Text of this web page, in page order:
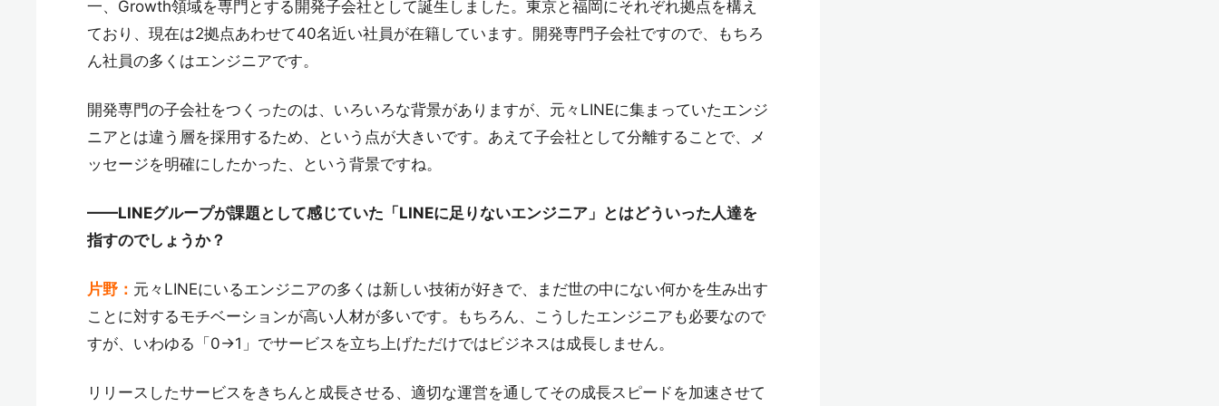
一、Growth領域を専門とする開発子会社として誕生しました。東京と福岡にそれぞれ拠点を構え
ており、現在は2拠点あわせて40名近い社員が在籍しています。開発専門子会社ですので、もちろ
ん社員の多くはエンジニアです。
開発専門の子会社をつくったのは、いろいろな背景がありますが、元々LINEに集まっていたエンジ
ニアとは違う層を採用するため、という点が大きいです。あえて子会社として分離することで、メ
ッセージを明確にしたかった、という背景ですね。
——LINEグループが課題として感じていた「LINEに足りないエンジニア」とはどういった人達を
指すのでしょうか？
片野： 元々LINEにいるエンジニアの多くは新しい技術が好きで、まだ世の中にない何かを生み出す
ことに対するモチベーションが高い人材が多いです。もちろん、こうしたエンジニアも必要なので
すが、いわゆる「0→1」でサービスを立ち上げただけではビジネスは成長しません。
リリースしたサービスをきちんと成長させる、適切な運営を通してその成長スピードを加速させて